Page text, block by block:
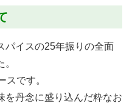
パイスの25年振りの全面
スです。
を丹念に盛り込んだ粋なお